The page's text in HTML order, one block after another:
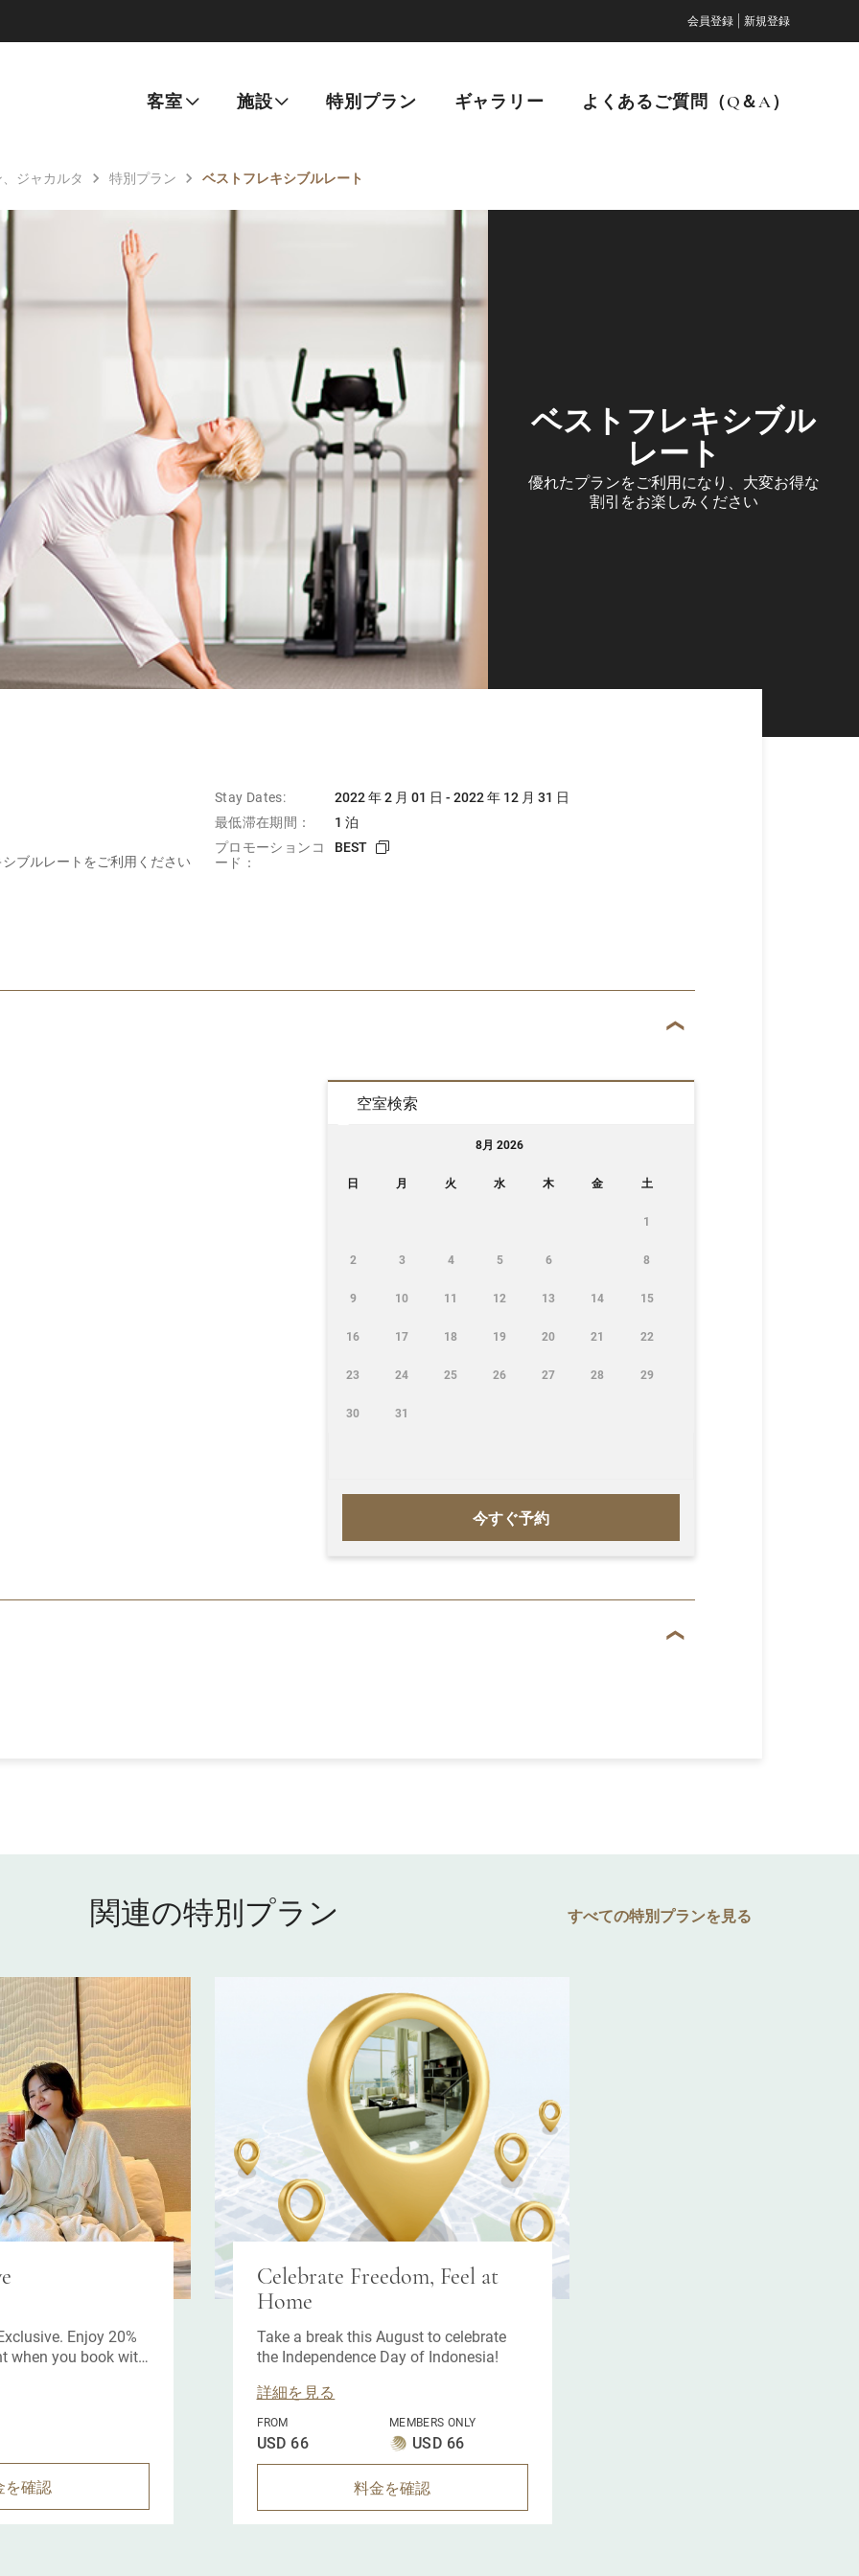
会員登録 新規登録
客室 施設 特別プラン ギャラリー よくあるご質問（Q＆A）
ジャカルタ 特別プラン ベストフレキシブルレート
ベストフレキシブル
レート
優れたプランをご利用になり、大変お得な
割引をお楽しみください
ブルレートをご利用ください
Stay Dates:
2022 年 2 月 01 日 - 2022 年 12 月 31 日
最低滞在期間：
1 泊
プロモーションコ
ード：
BEST
空室検索
今すぐ予約
8月 2026
日 月 火 水 木 金 土
1
2 3 4 5 6 8
9 10 11 12 13 14 15
16 17 18 19 20 21 22
23 24 25 26 27 28 29
30 31
関連の特別プラン すべての特別プランを見る
Enjoy 20%
when you book with
を確認
Celebrate Freedom, Feel at
Home
Take a break this August to celebrate
the Independence Day of Indonesia!
詳細を見る
FROM
USD 66
MEMBERS ONLY
USD 66
料金を確認